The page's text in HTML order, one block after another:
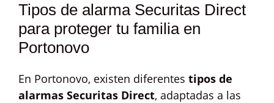
Tipos de alarma Securitas Direct
para proteger tu familia en
Portonovo
En Portonovo, existen diferentes tipos de
alarmas Securitas Direct, adaptadas a las